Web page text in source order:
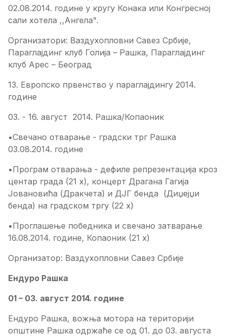
02.08.2014. године у кругу Конака или Конгресној
сали хотела ,,Ангела".
Организатори: Ваздухопловни Савез Србије,
Параглајдинг клуб Голија – Рашка, Параглајдинг
клуб Арес – Београд
13. Европско првенство у параглајдингу 2014.
године
03. - 16. август 2014. Рашка/Копаоник
•Свечано отварање - градски трг Рашка
03.08.2014. године
•Програм отварања - дефиле репрезентација кроз
центар града (21 х), концерт Драгана Гагија
Јовановића (Дракчета) и ДЈГ бенда (Диџејџи
бенда) на градском тргу (22 х)
•Проглашење победника и свечано затварање
16.08.2014. године, Копаоник (21 х)
Организатор: Ваздухопловни Савез Србије
Ендуро Рашка
01 – 03. август 2014. године
Ендуро Рашка, вожња мотора на територији
општине Рашка одржаће се од 01. до 03. августа